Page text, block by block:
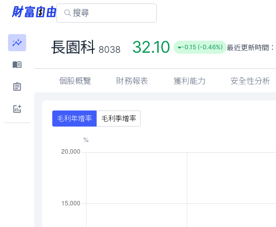
長園科 8038 32.10 -0.15 (-0.46%) 最近更新時間：
個股概覽 財務報表 獲利能力 安全性分析
毛利年增率 毛利季增率